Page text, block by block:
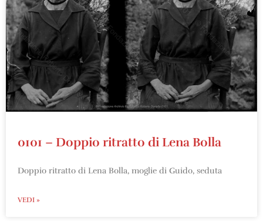
0101 – Doppio ritratto di Lena Bolla
Doppio ritratto di Lena Bolla, moglie di Guido, seduta
VEDI »